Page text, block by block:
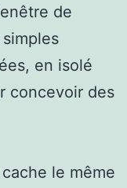
de
en isolé
concevoir des
le même